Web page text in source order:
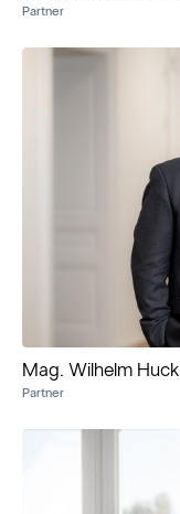
Partner
Mag. Wilhelm Huck
Partner